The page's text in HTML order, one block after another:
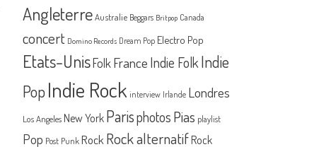
Angleterre Australie Beggars Britpop Canada
concert Domino Records Dream Pop Electro Pop
Etats-UnisFolk France Indie FolkIndie
PopIndie Rock interview Irlande Londres
Los Angeles New York Parisphotos Pias playlist
Pop Post Punk Rock Rock alternatif Rock